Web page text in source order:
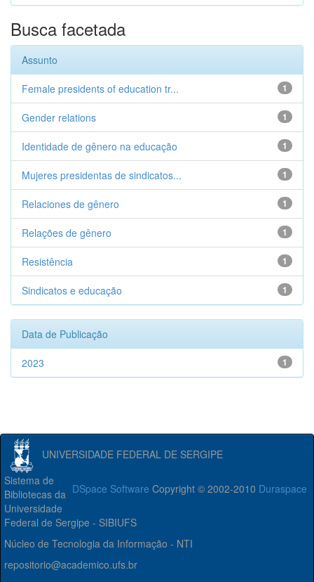
Busca facetada
Assunto
1
Female presidents of education tr...
1
Gender relations
1
Identidade de gênero na educação
1
Mujeres presidentas de sindicatos...
1
Relaciones de gênero
1
Relações de gênero
1
Resistência
1
Sindicatos e educação
Data de Publicação
1
2023
UNIVERSIDADE FEDERAL DE SERGIPE
DSpace Software Copyright © 2002-2010 Duraspace
Sistema de
Bibliotecas da
Universidade
Federal de Sergipe - SIBIUFS
Núcleo de Tecnologia da Informação - NTI
repositorio@academico.ufs.br